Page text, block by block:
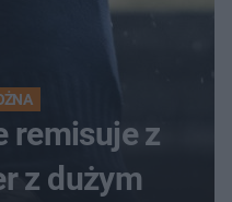
remisuje z
z dużym